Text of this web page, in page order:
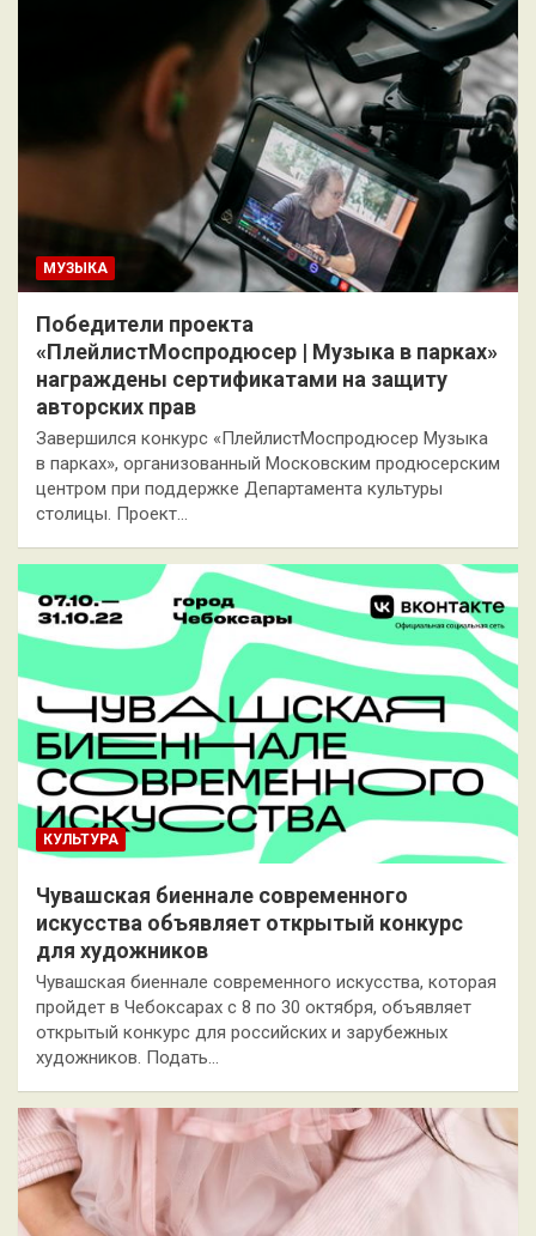
МУЗЫКА
Победители проекта
«ПлейлистМоспродюсер | Музыка в парках»
награждены сертификатами на защиту
авторских прав
Завершился конкурс «ПлейлистМоспродюсер Музыка
в парках», организованный Московским продюсерским
центром при поддержке Департамента культуры
столицы. Проект…
КУЛЬТУРА
Чувашская биеннале современного
искусства объявляет открытый конкурс
для художников
Чувашская биеннале современного искусства, которая
пройдет в Чебоксарах с 8 по 30 октября, объявляет
открытый конкурс для российских и зарубежных
художников. Подать…